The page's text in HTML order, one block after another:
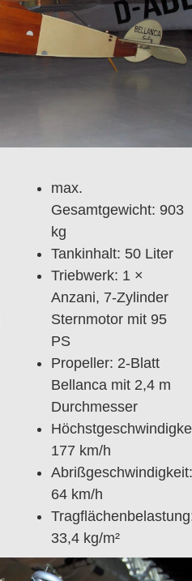
max.
Gesamtgewicht: 903
kg
Tankinhalt: 50 Liter
Triebwerk: 1 ×
Anzani, 7-Zylinder
Sternmotor mit 95
PS
Propeller: 2-Blatt
Bellanca mit 2,4 m
Durchmesser
177 km/h
Abrißgeschwindigkeit:
64 km/h
33,4 kg/m²